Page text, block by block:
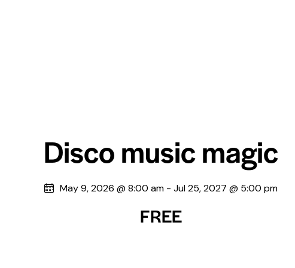
Disco music magic
May 9, 2026 @ 8:00 am - Jul 25, 2027 @ 5:00 pm
FREE